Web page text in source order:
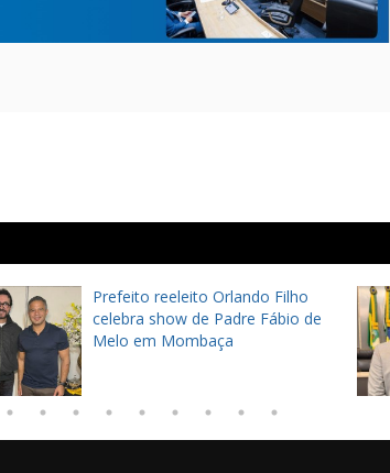
Prefeito reeleito Orlando Filho
celebra show de Padre Fábio de
Melo em Mombaça